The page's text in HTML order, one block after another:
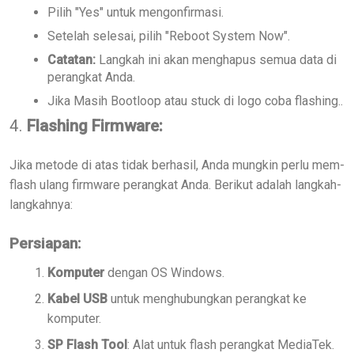
Pilih "Yes" untuk mengonfirmasi.
Setelah selesai, pilih "Reboot System Now".
Catatan: Langkah ini akan menghapus semua data di
perangkat Anda.
Jika Masih Bootloop atau stuck di logo coba flashing..
4. Flashing Firmware:
Jika metode di atas tidak berhasil, Anda mungkin perlu mem-
flash ulang firmware perangkat Anda. Berikut adalah langkah-
langkahnya:
Persiapan:
Komputer dengan OS Windows.
Kabel USB untuk menghubungkan perangkat ke
komputer.
SP Flash Tool: Alat untuk flash perangkat MediaTek.